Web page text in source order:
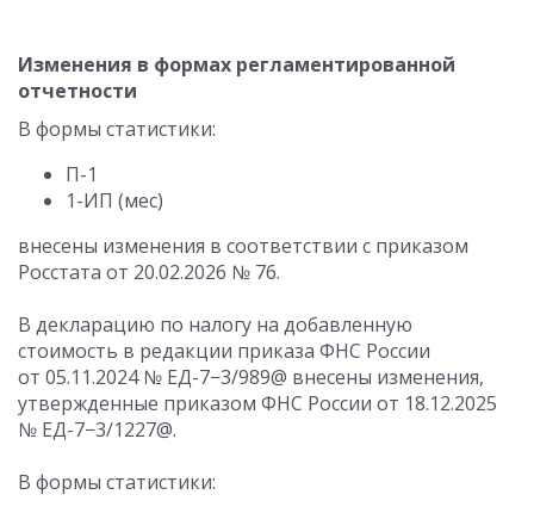
Изменения в формах регламентированной
отчетности
В формы статистики:
П-1
1-ИП (мес)
внесены изменения в соответствии с приказом
Росстата от 20.02.2026 № 76.
В декларацию по налогу на добавленную
стоимость в редакции приказа ФНС России
от 05.11.2024№ ЕД-7−3/989@ внесены изменения,
утвержденные приказом ФНС России от 18.12.2025
№ ЕД-7−3/1227@.
В формы статистики: